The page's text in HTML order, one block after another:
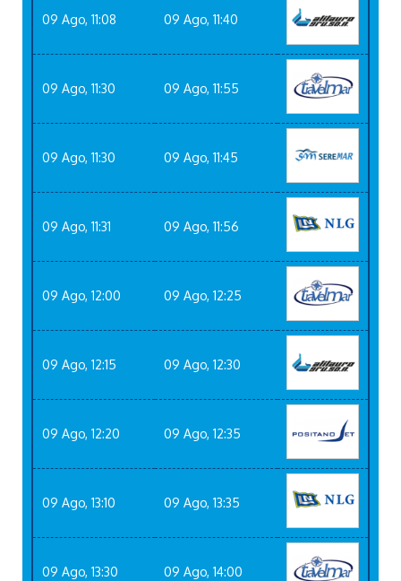
09 Ago, 11:08 09 Ago, 11:40
09 Ago, 11:30 09 Ago, 11:55
09 Ago, 11:30 09 Ago, 11:45
09 Ago, 11:31 09 Ago, 11:56
09 Ago, 12:00 09 Ago, 12:25
09 Ago, 12:15 09 Ago, 12:30
09 Ago, 12:20 09 Ago, 12:35
09 Ago, 13:10 09 Ago, 13:35
09 Ago, 13:30 09 Ago, 14:00